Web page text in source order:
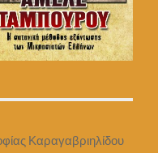
Καραγαβριηλίδου